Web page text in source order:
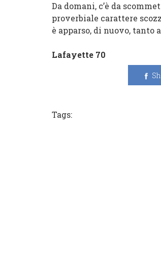
Da domani, c’è da
proverbiale carattere
è apparso, di nuovo, tanto
Lafayette 70
Tags: